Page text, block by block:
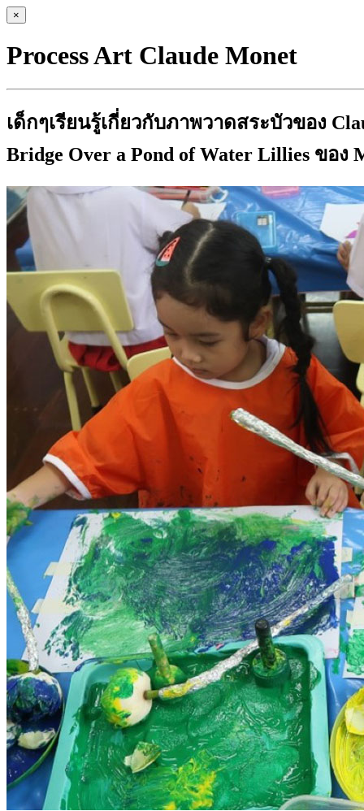
×
Process Art Claude Monet
เด็กๆเรียนรู้เกี่ยวกับภาพวาดสระบัวของ
Bridge Over a Pond of Water Lillies ของ